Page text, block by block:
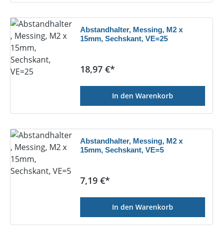
Abstandhalter, Messing, M2 x
15mm, Sechskant, VE=25
Regulärer Preis:
18,97 €*
In den Warenkorb
Abstandhalter, Messing, M2 x
15mm, Sechskant, VE=5
Regulärer Preis:
7,19 €*
In den Warenkorb